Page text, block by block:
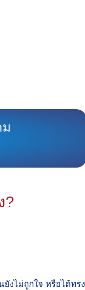
?
งไม่ถูกใจ หรือได้ทรง